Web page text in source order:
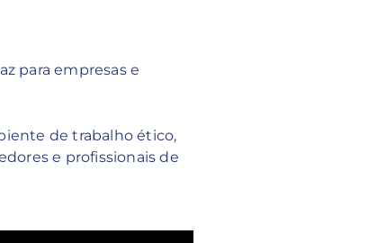
para empresas e
de trabalho ético,
e profissionais de